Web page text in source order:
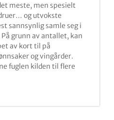
meste, men spesielt
og utvokste
sannsynlig samle seg i
grunn av antallet, kan
av kort til på
og vingårder.
fuglen kilden til flere